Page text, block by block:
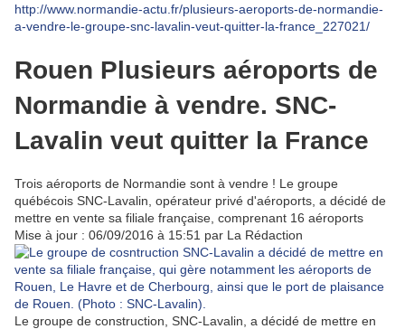
http://www.normandie-actu.fr/plusieurs-aeroports-de-normandie-
a-vendre-le-groupe-snc-lavalin-veut-quitter-la-france_227021/
Rouen Plusieurs aéroports de
Normandie à vendre. SNC-
Lavalin veut quitter la France
Trois aéroports de Normandie sont à vendre ! Le groupe
québécois SNC-Lavalin, opérateur privé d'aéroports, a décidé de
mettre en vente sa filiale française, comprenant 16 aéroports
Mise à jour : 06/09/2016 à 15:51 par La Rédaction
Le groupe de construction, SNC-Lavalin, a décidé de mettre en